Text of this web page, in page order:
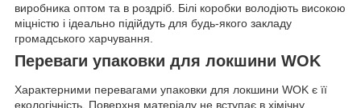
виробника оптом та в роздріб. Білі коробки володіють високою
міцністю і ідеально підійдуть для будь-якого закладу
громадського харчування.
Переваги упаковки для локшини WOK
Характерними перевагами упаковки для локшини WOK є її
екологічність. Поверхня матеріалу не вступає в хімічну